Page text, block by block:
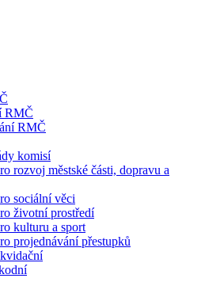
RMČ
RMČ
komisí
rozvoj městské části, dopravu a
sociální věci
životní prostředí
kulturu a sport
projednávání přestupků